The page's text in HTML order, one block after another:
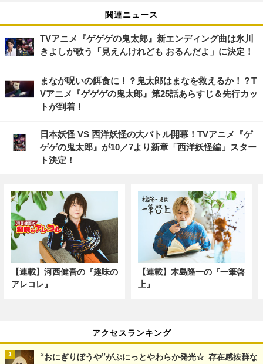
関連ニュース
TVアニメ『ゲゲゲの鬼太郎』新エンディング曲は氷川
きよしが歌う「見えんけれども おるんだよ」に決定！
まなが呪いの餌食に！？鬼太郎はまなを救えるか！？T
Vアニメ『ゲゲゲの鬼太郎』第25話あらすじ＆先行カッ
トが到着！
日本妖怪 VS 西洋妖怪の大バトル開幕！TVアニメ『ゲ
ゲゲの鬼太郎』が10／7より新章「西洋妖怪編」スター
ト決定！
【連載】河西健吾の『趣味の
アレコレ』
【連載】木島隆一の『一筆啓
上』
アクセスランキング
“おにぎりぼうや”がぷにっとやわらか発光☆ 存在感抜群な